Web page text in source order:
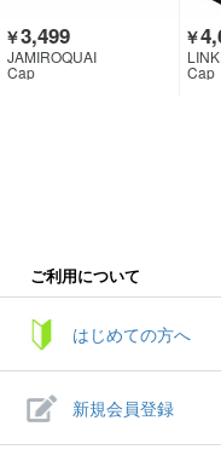
￥3,499
JAMIROQUAI
Cap
￥
Cap
ご利用について
はじめての方へ
新規会員登録